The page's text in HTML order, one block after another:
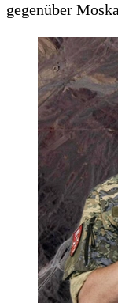
gegenüber